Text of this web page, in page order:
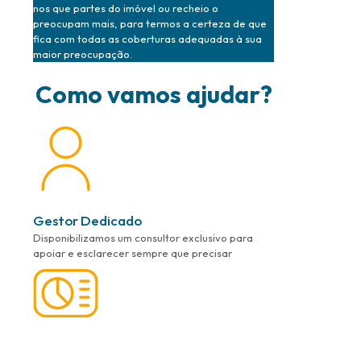
nos que partes do imóvel ou recheio o
preocupam mais, para termos a certeza de que
fica com todas as coberturas adequadas à sua
maior preocupação.
Como vamos ajudar?
Gestor Dedicado
Disponibilizamos um consultor exclusivo para
apoiar e esclarecer sempre que precisar